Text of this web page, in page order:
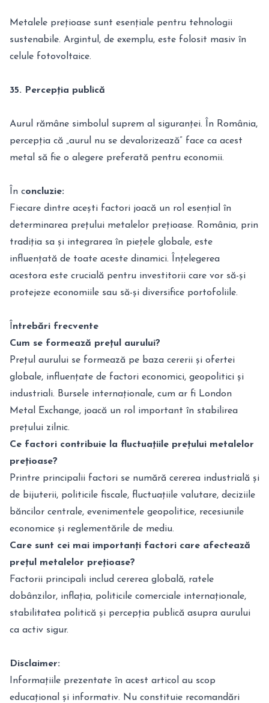
Metalele prețioase sunt esențiale pentru tehnologii
sustenabile. Argintul, de exemplu, este folosit masiv în
celule fotovoltaice.
35. Percepția publică
Aurul rămâne simbolul suprem al siguranței. În România,
percepția că „aurul nu se devalorizează” face ca acest
metal să fie o alegere preferată pentru economii.
În concluzie:
Fiecare dintre acești factori joacă un rol esențial în
determinarea prețului metalelor prețioase. România, prin
tradiția sa și integrarea în piețele globale, este
influențată de toate aceste dinamici. Înțelegerea
acestora este crucială pentru investitorii care vor să-și
protejeze economiile sau să-și diversifice portofoliile.
ntrebări frecvente
Cum se formează prețul aurului?
Prețul aurului se formează pe baza cererii și ofertei
globale, influențate de factori economici, geopolitici și
industriali. Bursele internaționale, cum ar fi London
Metal Exchange, joacă un rol important în stabilirea
prețului zilnic.
Ce factori contribuie la fluctuațiile prețului metalelor
prețioase?
Printre principalii factori se numără cererea industrială și
de bijuterii, politicile fiscale, fluctuațiile valutare, deciziile
băncilor centrale, evenimentele geopolitice, recesiunile
economice și reglementările de mediu.
Care sunt cei mai importanți factori care afectează
prețul metalelor prețioase?
Factorii principali includ cererea globală, ratele
dobânzilor, inflația, politicile comerciale internaționale,
stabilitatea politică și percepția publică asupra aurului
ca activ sigur.
Disclaimer:
Informațiile prezentate în acest articol au scop
educațional și informativ. Nu constituie recomandări